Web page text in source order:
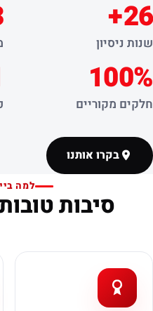
26+
שנות ניסיון
100%
חלקים מקוריים
בקרו אותנו
למה
סיבות